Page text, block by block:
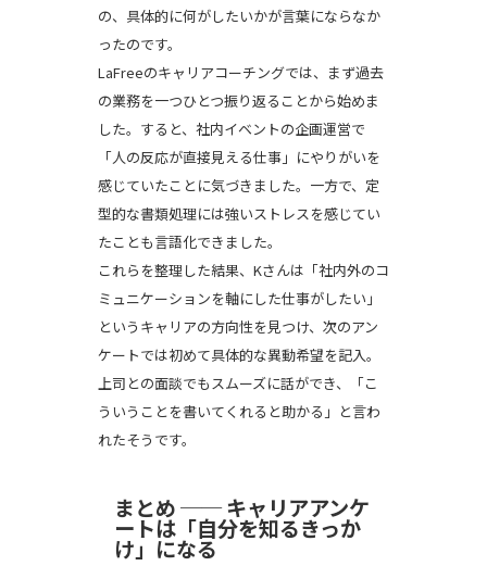
の、具体的に何がしたいかが言葉にならなか
ったのです。
LaFreeのキャリアコーチングでは、まず過去
の業務を一つひとつ振り返ることから始めま
した。すると、社内イベントの企画運営で
「人の反応が直接見える仕事」にやりがいを
感じていたことに気づきました。一方で、定
型的な書類処理には強いストレスを感じてい
たことも言語化できました。
これらを整理した結果、Kさんは「社内外のコ
ミュニケーションを軸にした仕事がしたい」
というキャリアの方向性を見つけ、次のアン
ケートでは初めて具体的な異動希望を記入。
上司との面談でもスムーズに話ができ、「こ
ういうことを書いてくれると助かる」と言わ
れたそうです。
まとめ ── キャリアアンケ
ートは「自分を知るきっか
け」になる